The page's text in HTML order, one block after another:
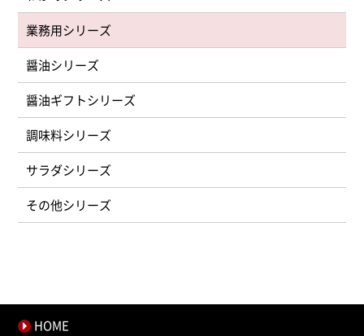
業務用シリーズ
醤油シリーズ
醤油ギフトシリーズ
調味料シリーズ
サラダシリーズ
その他シリーズ
HOME